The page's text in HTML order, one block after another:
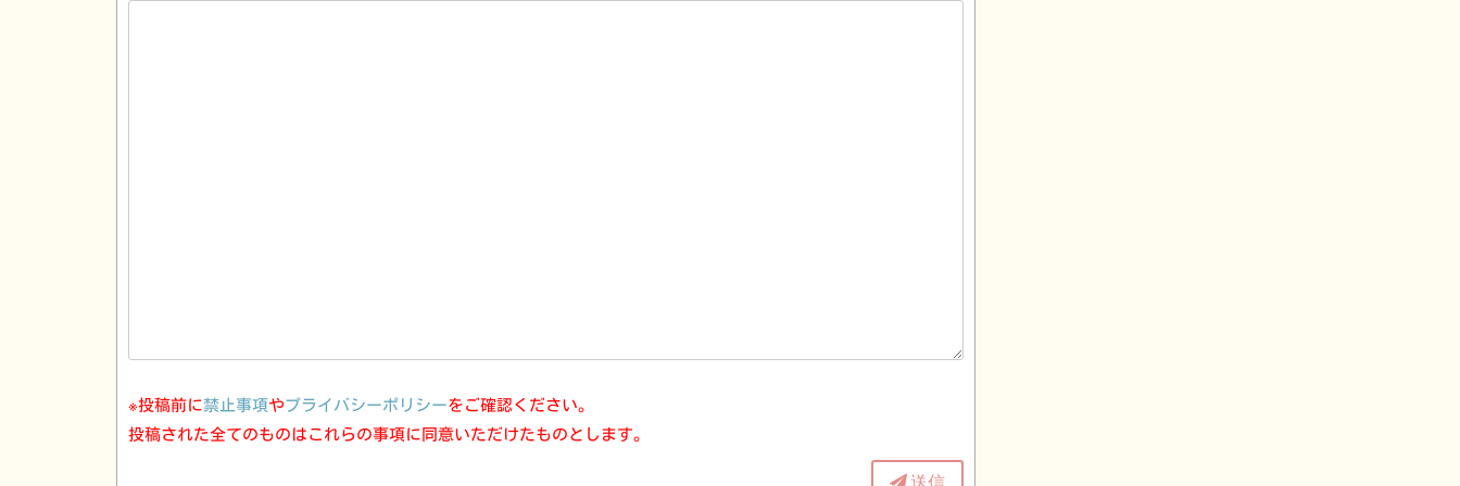
※投稿前に禁止事項やプライバシーポリシーをご確認ください。
投稿された全てのものはこれらの事項に同意いただけたものとします。
送信